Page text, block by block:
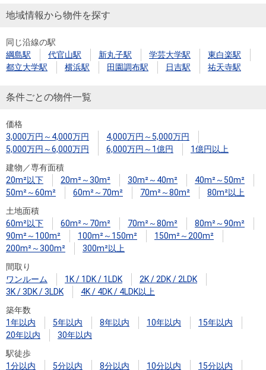
す
購入向け
サービス
住宅ロー
ンシミュ
住まい1プ
ラス（お
暮らしの
税金の本
（電子ブ
ック）
ド
住まいと
暮らしの
税金の本
売却ガイ
ド
地域情報から物件を探す
同じ沿線の駅
綱島駅
代官山駅 新丸子駅 学芸大学駅
東白楽駅
都立大学駅
横浜駅 田園調布駅 日吉駅 祐天寺駅
条件ごとの物件一覧
価格
3,000万円～4,000万円
4,000万円～5,000万円
5,000万円～6,000万円
6,000万円～1億円
1億円以上
建物／専有面積
20m²以下
20m²～30m² 30m²～40m²
40m²～50m²
50m²～60m²
60m²～70m² 70m²～80m²
80m²以上
土地面積
60m²以下
60m²～70m² 70m²～80m²
80m²～90m²
90m²～100m²
100m²～150m²
150m²～200m²
200m²～300m²
300m²以上
間取り
ワンルーム
1K / 1DK / 1LDK
2K / 2DK / 2LDK
3K / 3DK / 3LDK
4K / 4DK / 4LDK以上
築年数
1年以内
5年以内 8年以内 10年以内
15年以内
20年以内
30年以内
駅徒歩
1分以内
5分以内 8分以内 10分以内
15分以内